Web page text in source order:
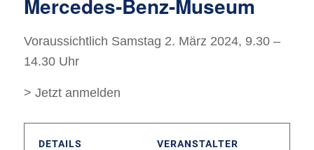
Mercedes-Benz-Museum
Voraussichtlich Samstag 2. März 2024, 9.30 –
14.30 Uhr
> Jetzt anmelden
DETAILS VERANSTALTER